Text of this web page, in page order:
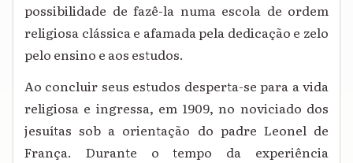
possibilidade de fazê-la numa escola de ordem
religiosa clássica e afamada pela dedicação e zelo
pelo ensino e aos estudos.
Ao concluir seus estudos desperta-se para a vida
religiosa e ingressa, em 1909, no noviciado dos
jesuítas sob a orientação do padre Leonel de
França. Durante o tempo da experiência